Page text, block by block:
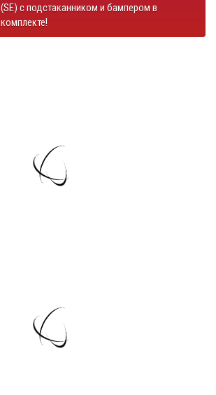
(SE) с подстаканником и бампером в
комплекте!